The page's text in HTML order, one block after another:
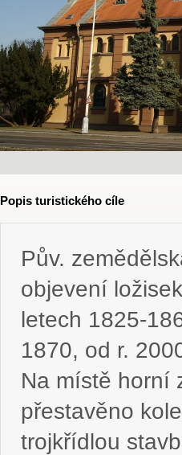
Popis turistického cíle
Pův.
objevení
letech 1825-
1870, od r.
Na místě horní
přestavěno
trojkřídlou